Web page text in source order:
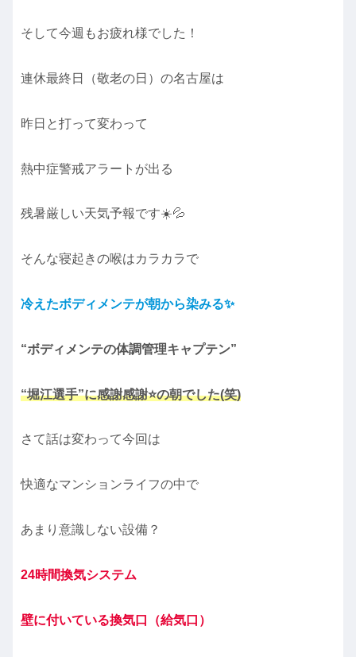
そして今週もお疲れ様でした！
連休最終日（敬老の日）の名古屋は
昨日と打って変わって
熱中症警戒アラートが出る
残暑厳しい天気予報です☀️💦
そんな寝起きの喉はカラカラで
冷えたボディメンテが朝から染みる✨
“ボディメンテの体調管理キャプテン”
“堀江選手”に感謝感謝⭐️の朝でした(笑)
さて話は変わって今回は
快適なマンションライフの中で
あまり意識しない設備？
24時間換気システム
壁に付いている換気口（給気口）